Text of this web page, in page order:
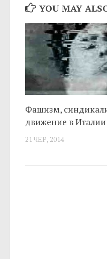
YOU MAY
Фашизм,
движение в
21 ЧЕР, 2014